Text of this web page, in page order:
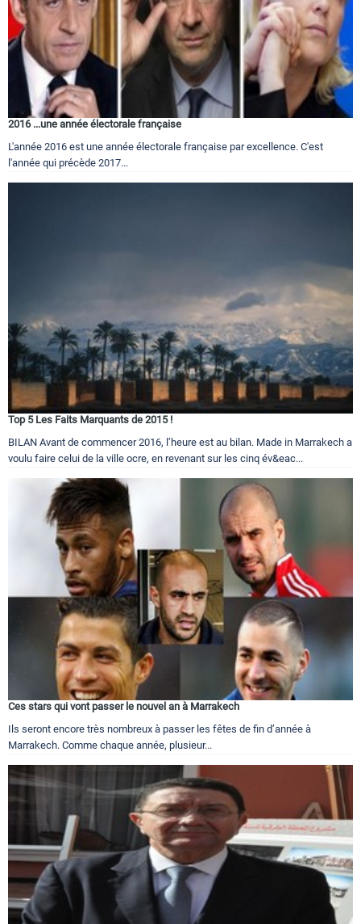
2016 ...une année électorale française
L'année 2016 est une année électorale française par excellence. C'est
l'année qui précède 2017...
Top 5 Les Faits Marquants de 2015 !
BILAN Avant de commencer 2016, l’heure est au bilan. Made in Marrakech a
voulu faire celui de la ville ocre, en revenant sur les cinq év&eac...
Ces stars qui vont passer le nouvel an à Marrakech
Ils seront encore très nombreux à passer les fêtes de fin d’année à
Marrakech. Comme chaque année, plusieur...